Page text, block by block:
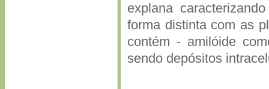
explana
forma distinta com as
contém - amilóide
sendo depósitos